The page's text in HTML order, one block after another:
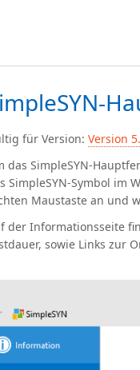
für Version: Version
das SimpleSYN-
SimpleSYN-Symbol im
Maustaste an und
der Informationsseite
sowie Links zur